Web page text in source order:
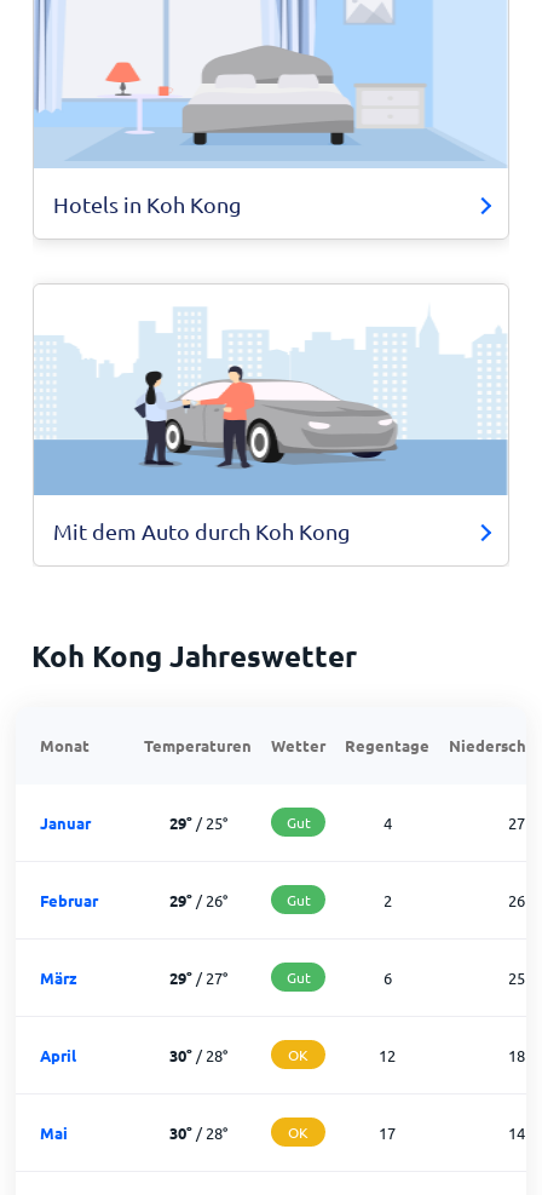
Hotels in Koh Kong
Mit dem Auto durch Koh Kong
Koh Kong Jahreswetter
Monat Temperaturen Wetter Regentage
Januar 29°/25° Gut 4 27
Februar 29°/26° Gut 2 26
März 29°/27° Gut 6 25
April 30°/28° OK 12 18
Mai 30°/28° OK 17 14